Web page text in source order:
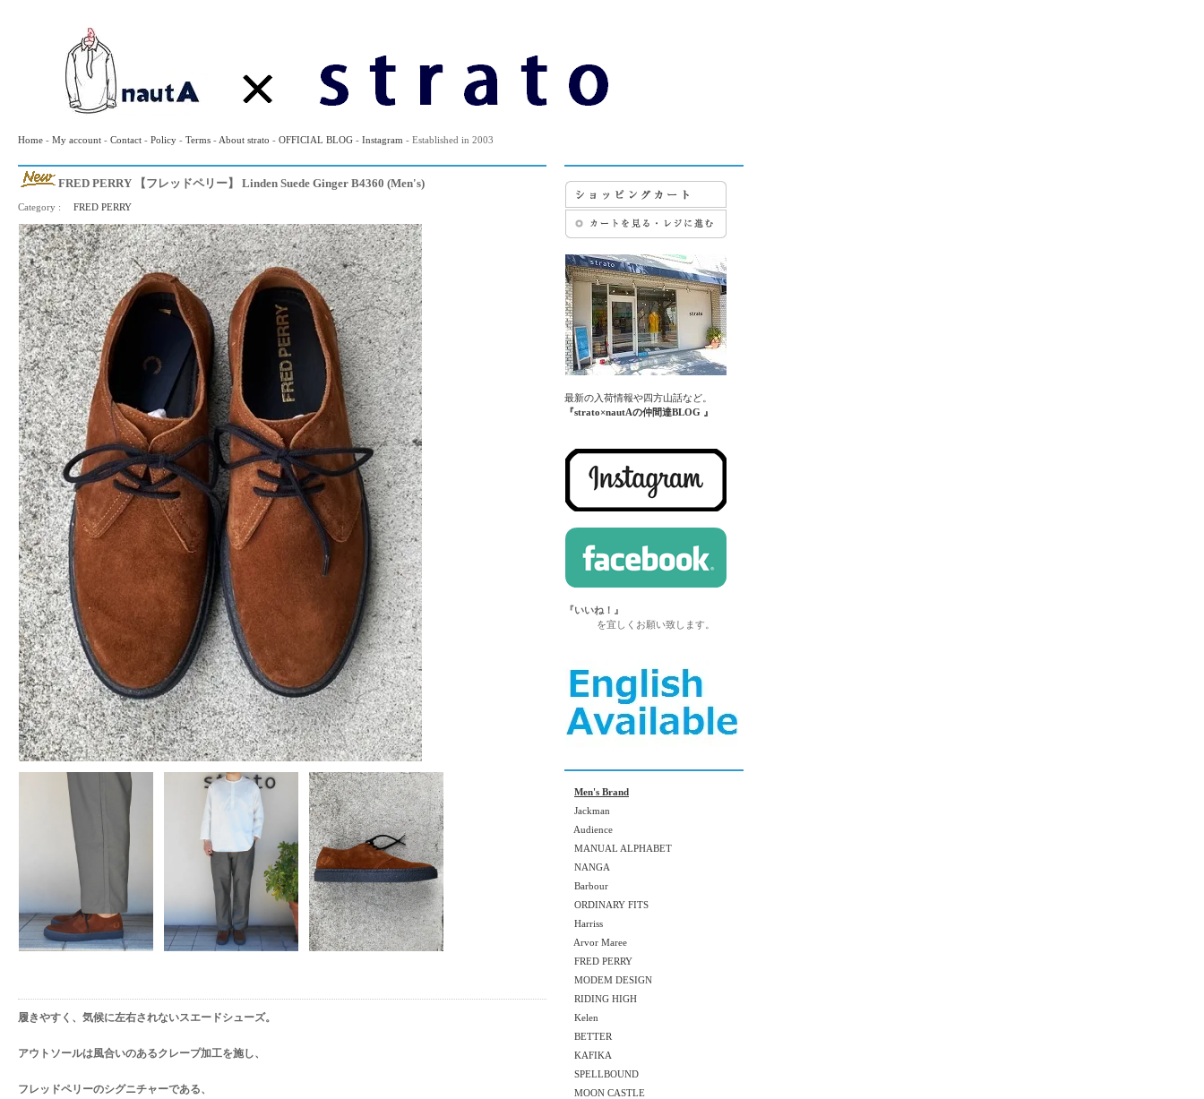
Home - My account - Contact - Policy - Terms - About strato - OFFICIAL BLOG - Instagram - Established in 2003
FRED PERRY 【フレッドペリー】 Linden Suede Ginger B4360 (Men's)
Category : FRED PERRY
履きやすく、気候に左右されないスエードシューズ。
アウトソールは風合いのあるクレープ加工を施し、
フレッドペリーのシグニチャーである、
最新の入荷情報や四方山話など。
『strato×nautAの仲間達BLOG 』
『いいね！』
を宜しくお願い致します。
Men's Brand
Jackman
Audience
MANUAL ALPHABET
NANGA
Barbour
ORDINARY FITS
Harriss
Arvor Maree
FRED PERRY
MODEM DESIGN
RIDING HIGH
Kelen
BETTER
KAFIKA
SPELLBOUND
MOON CASTLE